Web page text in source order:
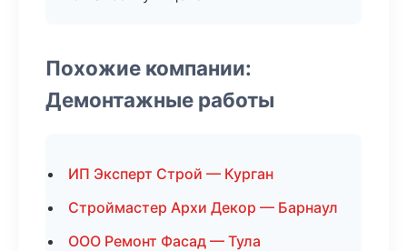
Похожие компании:
Демонтажные работы
ИП Эксперт Строй — Курган
Строймастер Архи Декор — Барнаул
ООО Ремонт Фасад — Тула